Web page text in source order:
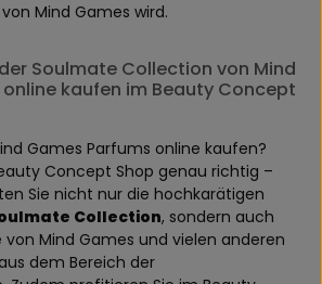
von Mind Games wird.
Soulmate Collection von Mind
kaufen im Beauty Concept
Games Parfums online kaufen?
Concept Shop genau richtig –
Sie nicht nur die hochkarätigen
Collection, sondern auch
Mind Games und vielen anderen
dem Bereich der